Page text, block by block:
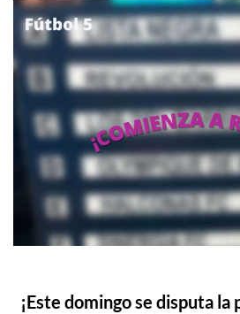
¡Este domingo se disputa